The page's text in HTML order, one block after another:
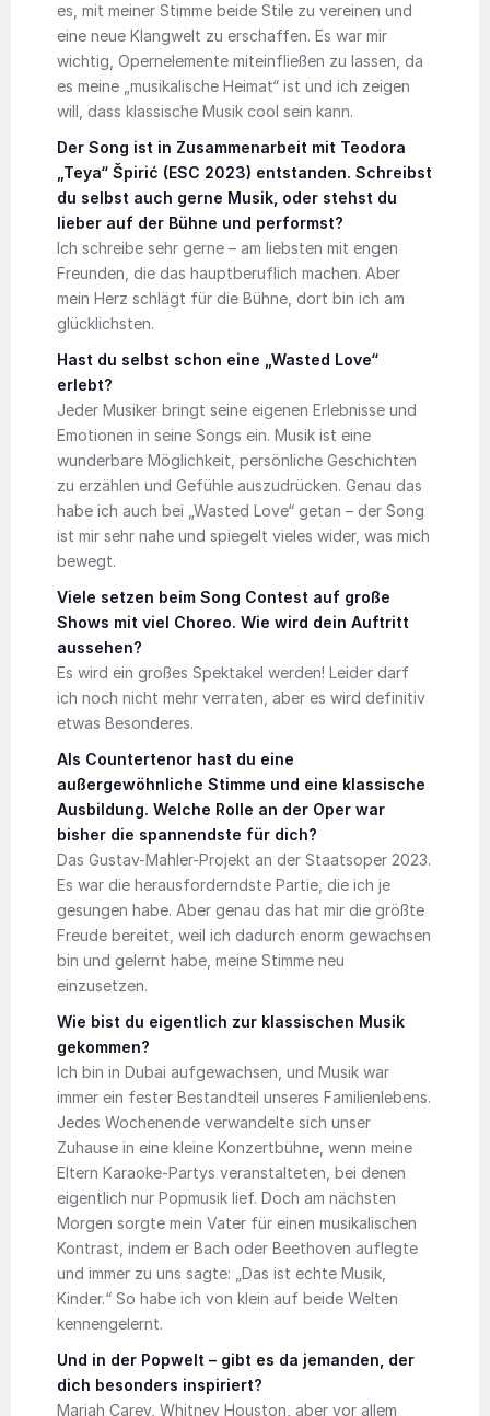
es, mit meiner Stimme beide Stile zu vereinen und
eine neue Klangwelt zu erschaffen. Es war mir
wichtig, Opernelemente miteinfließen zu lassen, da
es meine „musikalische Heimat“ ist und ich zeigen
will, dass klassische Musik cool sein kann.
Der Song ist in Zusammenarbeit mit Teodora
„Teya“ Špirić (ESC 2023) entstanden. Schreibst
du selbst auch gerne Musik, oder stehst du
lieber auf der Bühne und performst?
Ich schreibe sehr gerne – am liebsten mit engen
Freunden, die das hauptberuflich machen. Aber
mein Herz schlägt für die Bühne, dort bin ich am
glücklichsten.
Hast du selbst schon eine „Wasted Love“
erlebt?
Jeder Musiker bringt seine eigenen Erlebnisse und
Emotionen in seine Songs ein. Musik ist eine
wunderbare Möglichkeit, persönliche Geschichten
zu erzählen und Gefühle auszudrücken. Genau das
habe ich auch bei „Wasted Love“ getan – der Song
ist mir sehr nahe und spiegelt vieles wider, was mich
bewegt.
Viele setzen beim Song Contest auf große
Shows mit viel Choreo. Wie wird dein Auftritt
aussehen?
Es wird ein großes Spektakel werden! Leider darf
ich noch nicht mehr verraten, aber es wird definitiv
etwas Besonderes.
Als Countertenor hast du eine
außergewöhnliche Stimme und eine klassische
Ausbildung. Welche Rolle an der Oper war
bisher die spannendste für dich?
Das Gustav-Mahler-Projekt an der Staatsoper 2023.
Es war die herausforderndste Partie, die ich je
gesungen habe. Aber genau das hat mir die größte
Freude bereitet, weil ich dadurch enorm gewachsen
bin und gelernt habe, meine Stimme neu
einzusetzen.
Wie bist du eigentlich zur klassischen Musik
gekommen?
Ich bin in Dubai aufgewachsen, und Musik war
immer ein fester Bestandteil unseres Familienlebens.
Jedes Wochenende verwandelte sich unser
Zuhause in eine kleine Konzertbühne, wenn meine
Eltern Karaoke-Partys veranstalteten, bei denen
eigentlich nur Popmusik lief. Doch am nächsten
Morgen sorgte mein Vater für einen musikalischen
Kontrast, indem er Bach oder Beethoven auflegte
und immer zu uns sagte: „Das ist echte Musik,
Kinder.“ So habe ich von klein auf beide Welten
kennengelernt.
Und in der Popwelt – gibt es da jemanden, der
dich besonders inspiriert?
Mariah Carey, Whitney Houston, aber vor allem